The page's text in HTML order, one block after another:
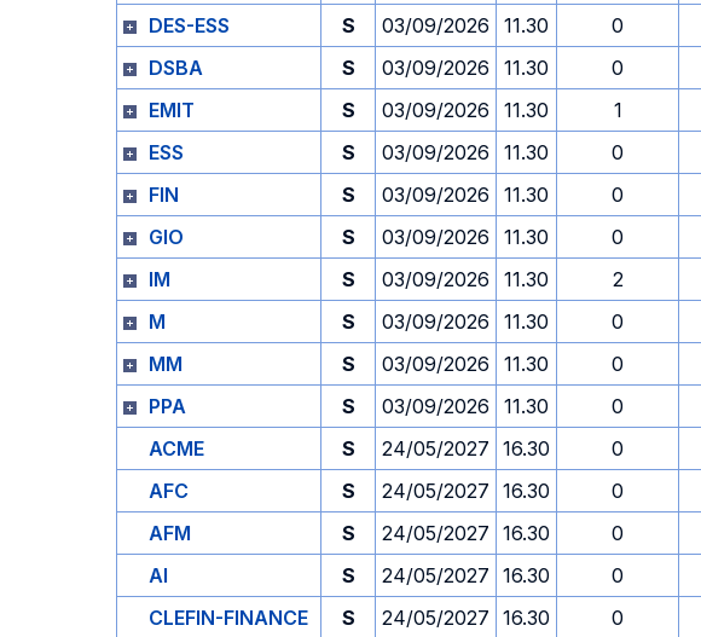
DES-ESS
S 03/09/2026 11.30 0
DSBA
S 03/09/2026 11.30 0
EMIT
S 03/09/2026 11.30 1
ESS
S 03/09/2026 11.30 0
FIN
S 03/09/2026 11.30 0
GIO
S 03/09/2026 11.30 0
IM
S 03/09/2026 11.30 2
M
S 03/09/2026 11.30 0
MM
S 03/09/2026 11.30 0
PPA
S 03/09/2026 11.30 0
ACME
S 24/05/2027 16.30 0
AFC
S 24/05/2027 16.30 0
AFM
S 24/05/2027 16.30 0
AI
S 24/05/2027 16.30 0
CLEFIN-FINANCE
S 24/05/2027 16.30 0